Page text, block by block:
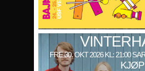
FRE 30. OKT 2026 KL: 21:00
KJØP